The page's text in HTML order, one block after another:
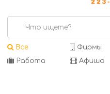
Все Фирмы
Работа
Афиша